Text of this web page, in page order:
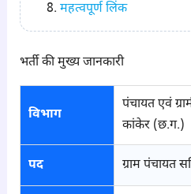
महत्वपूर्ण लिंक
भर्ती की मुख्य जानकारी
विभाग
पंचायत एवं
कांकेर (छ.ग.)
पद ग्राम पंचायत